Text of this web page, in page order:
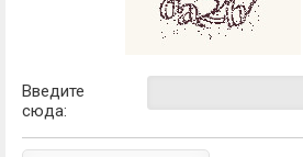
Введите
сюда: